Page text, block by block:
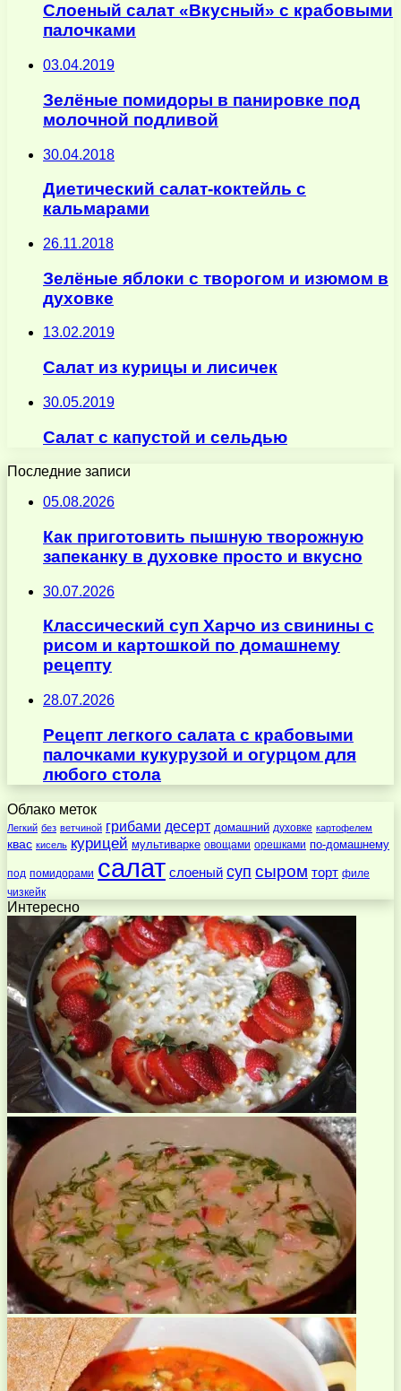
Слоеный салат «Вкусный» с крабовыми
палочками
03.04.2019
Зелёные помидоры в панировке под
молочной подливой
30.04.2018
Диетический салат-коктейль с
кальмарами
26.11.2018
Зелёные яблоки с творогом и изюмом в
духовке
13.02.2019
Салат из курицы и лисичек
30.05.2019
Салат с капустой и сельдью
Последние записи
05.08.2026
Как приготовить пышную творожную
запеканку в духовке просто и вкусно
30.07.2026
Классический суп Харчо из свинины с
рисом и картошкой по домашнему
рецепту
28.07.2026
Рецепт легкого салата с крабовыми
палочками кукурузой и огурцом для
любого стола
Облако меток
Легкий без ветчиной грибами десерт домашний духовке картофелем
квас кисель курицей мультиварке овощами орешками по-домашнему
под помидорами салат слоеный суп сыром торт филе
чизкейк
Интересно